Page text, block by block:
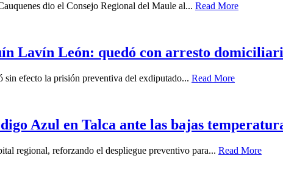
dio el Consejo Regional del Maule al... Read More
Lavín León: quedó con arresto
efecto la prisión preventiva del exdiputado... Read More
Azul en Talca ante las bajas
regional, reforzando el despliegue preventivo para... Read More